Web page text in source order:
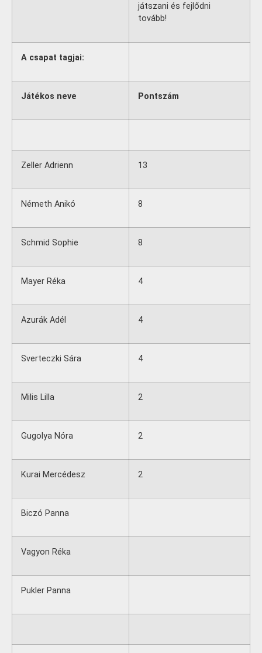
játszani és fejlődni
tovább!
A csapat tagjai:
Játékos neve Pontszám
Zeller Adrienn 13
Németh Anikó 8
Schmid Sophie 8
Mayer Réka 4
Azurák Adél 4
Sverteczki Sára 4
Milis Lilla 2
Gugolya Nóra 2
Kurai Mercédesz 2
Biczó Panna
Vagyon Réka
Pukler Panna